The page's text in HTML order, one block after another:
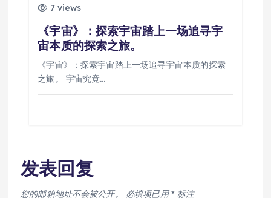
7 views
《宇宙》：探索宇宙踏上一场追寻宇
宙本质的探索之旅。
《宇宙》：探索宇宙踏上一场追寻宇宙本质的探索
之旅。 宇宙究竟…
发表回复
您的邮箱地址不会被公开。 必填项已用* 标注